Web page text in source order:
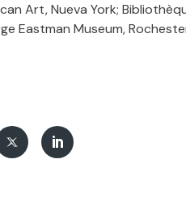
Art, Nueva York;
Eastman Museum,